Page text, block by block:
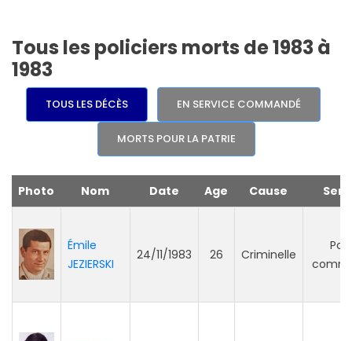
Tous les policiers morts de 1983 à
1983
TOUS LES DÉCÈS EN SERVICE COMMANDÉ
MORTS POUR LA PATRIE
Photo Nom Date Age Cause
Émile
JEZIERSKI
24/11/1983 26 Criminelle